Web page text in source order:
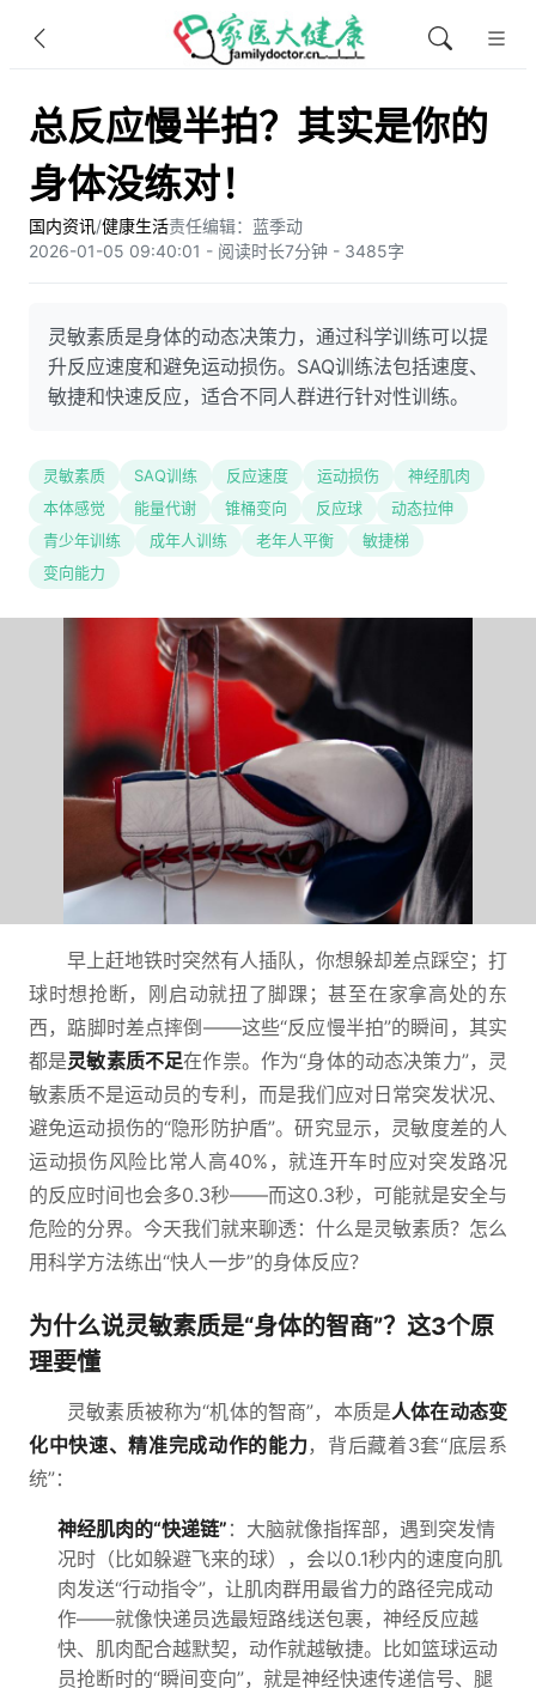
总反应慢半拍？其实是你的
身体没练对！
国内资讯/健康生活责任编辑：蓝季动
2026-01-05 09:40:01 - 阅读时长7分钟 - 3485字
灵敏素质是身体的动态决策力，通过科学训练可以提
升反应速度和避免运动损伤。SAQ训练法包括速度、
敏捷和快速反应，适合不同人群进行针对性训练。
灵敏素质 SAQ训练 反应速度 运动损伤
神经肌肉
本体感觉
能量代谢 锥桶变向 反应球
动态拉伸
青少年训练
成年人训练 老年人平衡
敏捷梯
变向能力
早上赶地铁时突然有人插队，你想躲却差点踩空；打
球时想抢断，刚启动就扭了脚踝；甚至在家拿高处的东
西，踮脚时差点摔倒——这些“反应慢半拍”的瞬间，其实
都是灵敏素质不足在作祟。作为“身体的动态决策力”，灵
敏素质不是运动员的专利，而是我们应对日常突发状况、
避免运动损伤的“隐形防护盾”。研究显示，灵敏度差的人
运动损伤风险比常人高40%，就连开车时应对突发路况
的反应时间也会多0.3秒——而这0.3秒，可能就是安全与
危险的分界。今天我们就来聊透：什么是灵敏素质？怎么
用科学方法练出“快人一步”的身体反应？
为什么说灵敏素质是“身体的智商”？这3个原
理要懂
灵敏素质被称为“机体的智商”，本质是人体在动态变
化中快速、精准完成动作的能力，背后藏着3套“底层系
统”：
神经肌肉的“快递链” ：大脑就像指挥部，遇到突发情
况时（比如躲避飞来的球），会以0.1秒内的速度向肌
肉发送“行动指令”，让肌肉群用最省力的路径完成动
作——就像快递员选最短路线送包裹，神经反应越
快、肌肉配合越默契，动作就越敏捷。比如篮球运动
员抢断时的“瞬间变向”，就是神经快速传递信号、腿